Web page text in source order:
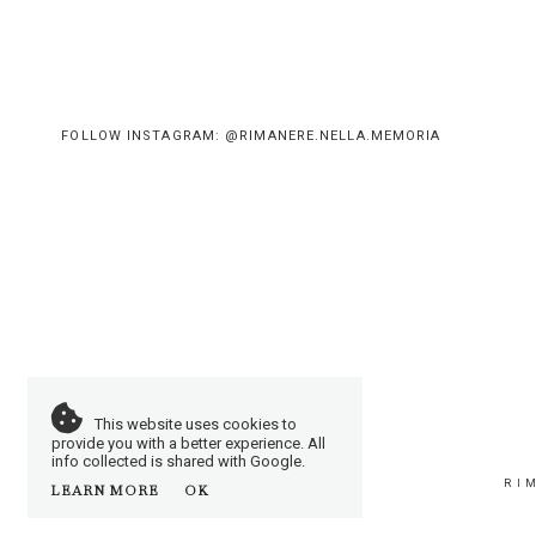
FOLLOW INSTAGRAM: @RIMANERE.NELLA.MEMORIA
This website uses cookies to
provide you with a better experience. All
info collected is shared with Google.
LEARN MORE OK